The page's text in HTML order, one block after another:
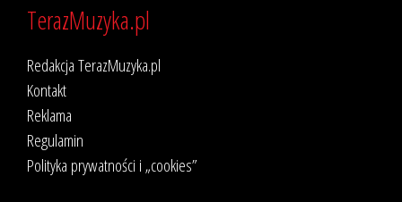
TerazMuzyka.pl
Redakcja TerazMuzyka.pl
Kontakt
Reklama
Regulamin
Polityka prywatności i „cookies”